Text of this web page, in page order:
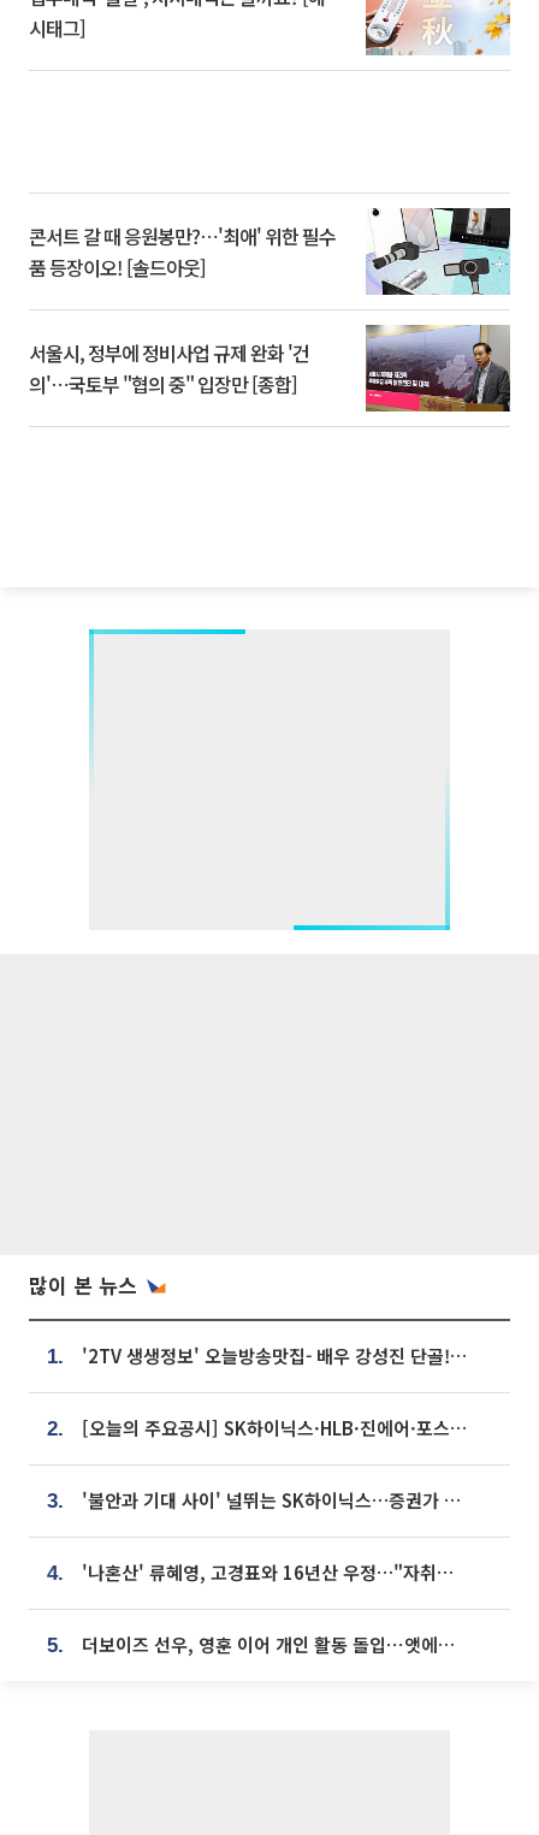
시태그]
콘서트 갈 때 응원봉만?⋯'최애' 위한 필수
품 등장이오! [솔드아웃]
서울시, 정부에 정비사업 규제 완화 '건
의'⋯국토부 "협의 중" 입장만 [종합]
많이 본 뉴스
1. '2TV 생생정보' 오늘방송맛집- 배우 강성진 단골! 쌀국수ㆍ푸팟퐁 커리 맛집 '블○○○'
2. [오늘의 주요공시] SK하이닉스·HLB·진에어·포스코홀딩스·네이버·대우건설 등
3. '불안과 기대 사이' 널뛰는 SK하이닉스…증권가 "HBM4·LTA 기반 펀터멘털 견고"
4. '나혼산' 류혜영, 고경표와 16년산 우정…"자취방서 부모님과 마주쳐"
5. 더보이즈 선우, 영훈 이어 개인 활동 돌입⋯앳에어리어와 전속계약